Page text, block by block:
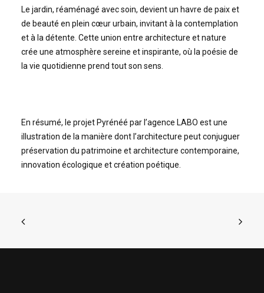
Le jardin, réaménagé avec soin, devient un havre de paix et
de beauté en plein cœur urbain, invitant à la contemplation
et à la détente. Cette union entre architecture et nature
crée une atmosphère sereine et inspirante, où la poésie de
la vie quotidienne prend tout son sens.
En résumé, le projet Pyrénéé par l’agence LABO est une
illustration de la manière dont l’architecture peut conjuguer
préservation du patrimoine et architecture contemporaine,
innovation écologique et création poétique.